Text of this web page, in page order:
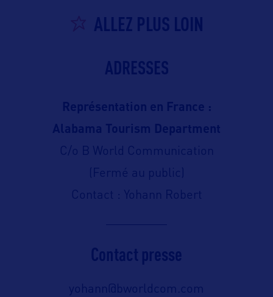
ALLEZ PLUS LOIN
ADRESSES
Représentation en France :
Alabama Tourism Department
C/o B World Communication
(Fermé au public)
Contact : Yohann Robert
Contact presse
yohann@bworldcom.com